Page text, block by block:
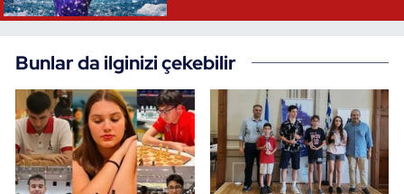
Bunlar da ilginizi çekebilir